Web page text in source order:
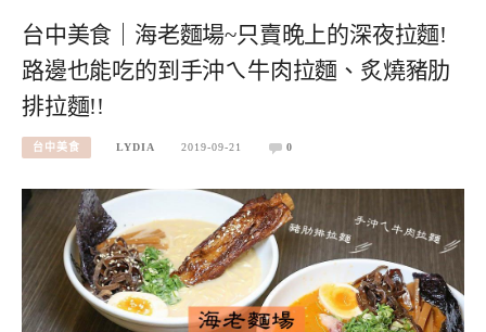
台中美食｜海老麵場~只賣晚上的深夜拉麵!
路邊也能吃的到手沖ㄟ牛肉拉麵、炙燒豬肋
排拉麵!!
台中美食 LYDIA 2019-09-21 0